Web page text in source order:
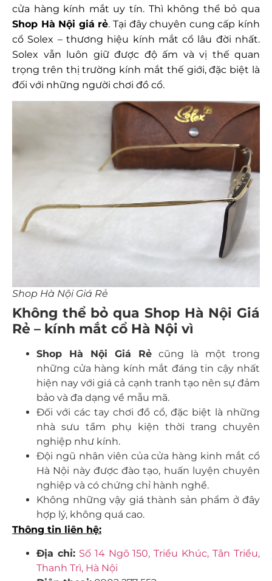
cửa hàng kính mắt uy tín. Thì không thể bỏ qua
Shop Hà Nội giá rẻ. Tại đây chuyên cung cấp kính
cổ Solex – thương hiệu kính mắt cổ lâu đời nhất.
Solex vẫn luôn giữ được độ ấm và vị thế quan
trọng trên thị trường kính mắt thế giới, đặc biệt là
đối với những người chơi đồ cổ.
Shop Hà Nội Giá Rẻ
Không thể bỏ qua Shop Hà Nội Giá
Rẻ – kính mắt cổ Hà Nội vì
Shop Hà Nội Giá Rẻ cũng là một trong
những cửa hàng kính mắt đáng tin cậy nhất
hiện nay với giá cả cạnh tranh tạo nên sự đảm
bảo và đa dạng về mẫu mã.
Đối với các tay chơi đồ cổ, đặc biệt là những
nhà sưu tầm phụ kiện thời trang chuyên
nghiệp như kính.
Đội ngũ nhân viên của cửa hàng kinh mắt cổ
Hà Nội này được đào tạo, huấn luyện chuyên
nghiệp và có chứng chỉ hành nghề.
Không những vậy giá thành sản phẩm ở đây
hợp lý, không quá cao.
Thông tin liên hệ:
Địa chỉ: Số 14 Ngõ 150, Triều Khúc, Tân Triều,
Thanh Trì, Hà Nội